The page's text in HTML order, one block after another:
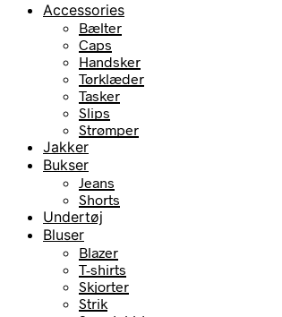
Accessories
Bælter
Caps
Handsker
Tørklæder
Tasker
Slips
Strømper
Jakker
Bukser
Jeans
Shorts
Undertøj
Bluser
Blazer
T-shirts
Skjorter
Strik